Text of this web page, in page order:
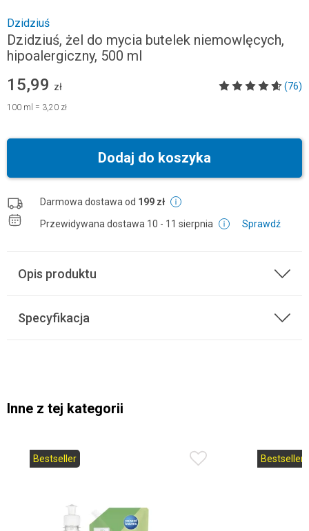
Dzidziuś
Dzidziuś, żel do mycia butelek niemowlęcych,
hipoalergiczny, 500 ml
15,99 zł (76)
100 ml = 3,20 zł
Dodaj do koszyka
Darmowa dostawa od 199 zł
Przewidywana dostawa 10 - 11 sierpnia Sprawdź
Opis produktu
Specyfikacja
Inne z tej kategorii
Bestseller Bestseller